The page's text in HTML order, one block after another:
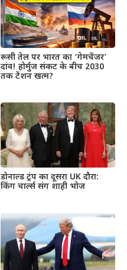
रूसी तेल पर भारत का ‘गेमचेंजर’
दांव! होर्मुज संकट के बीच 2030
तक टेंशन खत्म?
डोनाल्ड ट्रंप का दूसरा UK दौरा:
किंग चार्ल्स संग शाही भोज